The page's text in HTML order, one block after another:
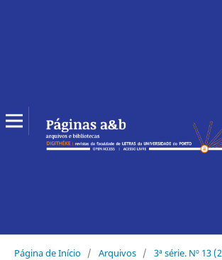
Página de Início / Arquivos / 3ª série. Nº 13